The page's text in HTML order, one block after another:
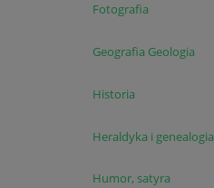
Fotografia
Geografia Geologia
Historia
Heraldyka i genealogia
Humor, satyra